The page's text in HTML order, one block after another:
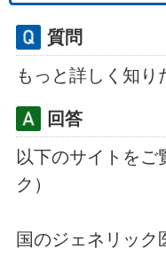
質問
もっと詳しく知り
回答
以下のサイトをご
ク）
国のジェネリック